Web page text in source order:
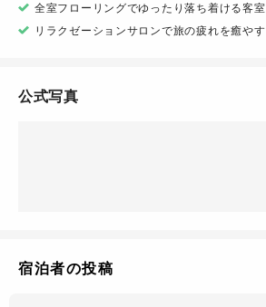
全室フローリングでゆったり落ち着ける客室
リラクゼーションサロンで旅の疲れを癒やす
公式写真
宿泊者の投稿